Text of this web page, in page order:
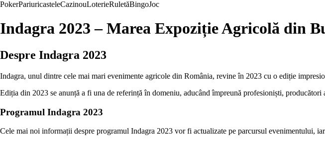
PokerPariuricasteleCazinouLoterieRuletăBingoJoc
Indagra 2023 – Marea Expoziție Agricolă din
Despre Indagra 2023
Indagra, unul dintre cele mai mari evenimente agricole din România, revine în 2023 cu o ediție
Ediția din 2023 se anunță a fi una de referință în domeniu, aducând împreună profesioniști,
Programul Indagra 2023
Cele mai noi informații despre programul Indagra 2023 vor fi actualizate pe parcursul evenimentului,